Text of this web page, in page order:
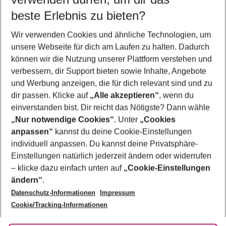
5-8 Nächte
2 Erwachsene Keine Kinder
Mehr Filter anzeigen
Footer
Footer navigation
Über uns
AGB
Bestpreisgarantie
Cookie-Einstellungen ändern
Cookie-Richtlinie
Agenturbetreuung
Barrierefreies Reisen
Folge uns
beste Erlebnis zu bieten?
Wir verwenden Cookies und ähnliche Technologien, um
unsere Webseite für dich am Laufen zu halten. Dadurch
können wir die Nutzung unserer Plattform verstehen und
verbessern, dir Support bieten sowie Inhalte, Angebote
und Werbung anzeigen, die für dich relevant sind und zu
dir passen. Klicke auf „Alle akzeptieren“, wenn du
einverstanden bist. Dir reicht das Nötigste? Dann wähle
„Nur notwendige Cookies“. Unter „Cookies
anpassen“ kannst du deine Cookie-Einstellungen
individuell anpassen. Du kannst deine Privatsphäre-
Einstellungen natürlich jederzeit ändern oder widerrufen
– klicke dazu einfach unten auf „Cookie-Einstellungen
ändern“.
Datenschutz-Informationen
Impressum
Cookie/Tracking-Informationen